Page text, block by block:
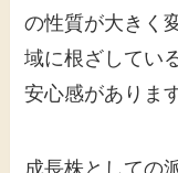
の性質が大きく
域に根ざしてい
安心感があります
成長株としての